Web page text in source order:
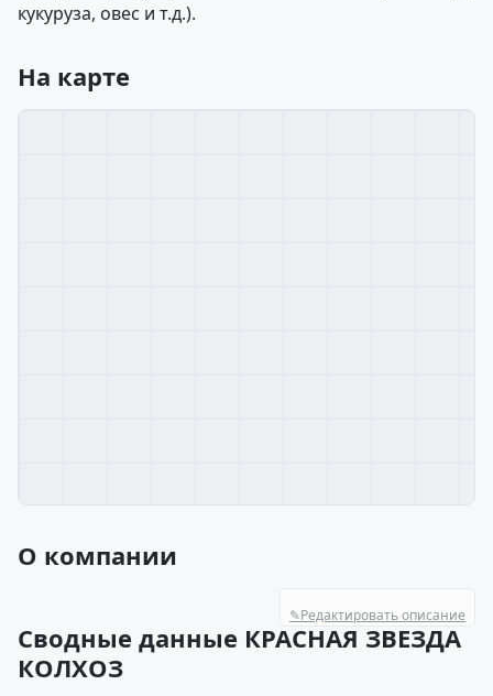
кукуруза, овес и т.д.).
На карте
О компании
✎Редактировать описание
Сводные данные КРАСНАЯ ЗВЕЗДА
КОЛХОЗ